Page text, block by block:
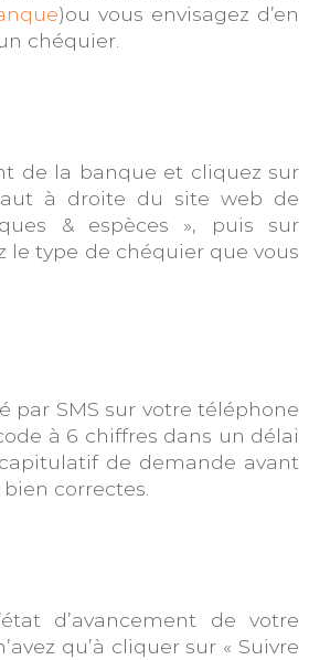
)ou vous envisagez d’en
chéquier.
de la banque et cliquez sur
à droite du site web de
& espèces », puis sur
le type de chéquier que vous
par SMS sur votre téléphone
à 6 chiffres dans un délai
de demande avant
correctes.
d’avancement de votre
qu’à cliquer sur « Suivre